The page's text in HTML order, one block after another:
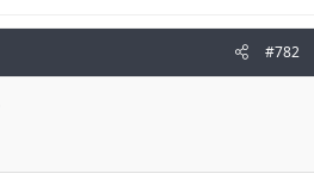
#782